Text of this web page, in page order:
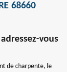
68660
vous
de charpente, le